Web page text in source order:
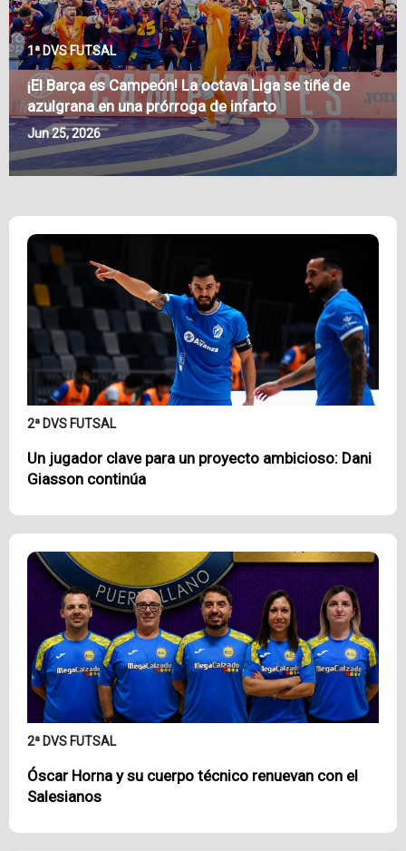
1ª DVS FUTSAL
¡El Barça es Campeón! La octava Liga se tiñe de
azulgrana en una prórroga de infarto
Jun 25, 2026
2ª DVS FUTSAL
Un jugador clave para un proyecto ambicioso: Dani
Giasson continúa
2ª DVS FUTSAL
Óscar Horna y su cuerpo técnico renuevan con el
Salesianos